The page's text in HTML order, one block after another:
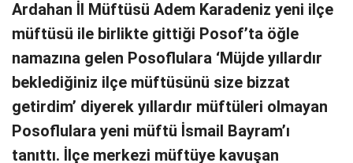
Ardahan İl Müftüsü Adem Karadeniz yeni ilçe
müftüsü ile birlikte gittiği Posof’ta öğle
namazına gelen Posoflulara ‘Müjde yıllardır
beklediğiniz ilçe müftüsünü size bizzat
getirdim’ diyerek yıllardır müftüleri olmayan
Posoflulara yeni müftü İsmail Bayram’ı
tanıttı. İlçe merkezi müftüye kavuşan